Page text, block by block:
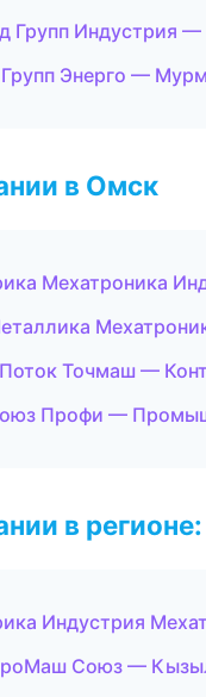
Групп Индустрия
Энерго —
в Омск
Мехатроника
Точмаш —
Профи —
в
Индустрия
Союз —